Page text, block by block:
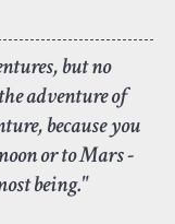
but no
adventure of
because you
or to Mars -
being."